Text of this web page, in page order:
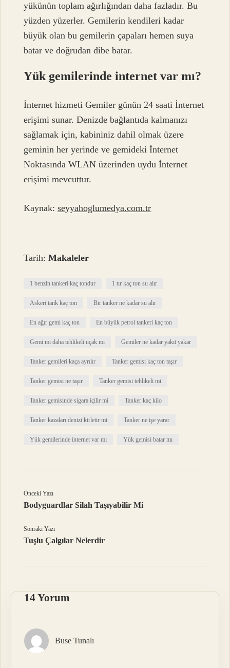
yükünün toplam ağırlığından daha fazladır. Bu
yüzden yüzerler. Gemilerin kendileri kadar
büyük olan bu gemilerin çapaları hemen suya
batar ve doğrudan dibe batar.
Yük gemilerinde internet var mı?
İnternet hizmeti Gemiler günün 24 saati İnternet
erişimi sunar. Denizde bağlantıda kalmanızı
sağlamak için, kabininiz dahil olmak üzere
geminin her yerinde ve gemideki İnternet
Noktasında WLAN üzerinden uydu İnternet
erişimi mevcuttur.
Kaynak:seyyahoglumedya.com.tr
Tarih:Makaleler
1 benzin tankeri kaç tondur 1 tır kaç ton su alır
Askeri tank kaç ton Bir tanker ne kadar su alır
En ağır gemi kaç ton En büyük petrol tankeri kaç ton
Gemi mi daha tehlikeli uçak mı Gemiler ne kadar yakıt yakar
Tanker gemileri kaça ayrılır Tanker gemisi kaç ton taşır
Tanker gemisi ne taşır Tanker gemisi tehlikeli mi
Tanker gemisinde sigara içilir mi Tanker kaç kilo
Tanker kazaları denizi kirletir mi Tanker ne işe yarar
Yük gemilerinde internet var mı Yük gemisi batar mı
Önceki Yazı
Bodyguardlar Silah Taşıyabilir Mi
Sonraki Yazı
Tuşlu Çalgılar Nelerdir
14 Yorum
Buse Tunalı